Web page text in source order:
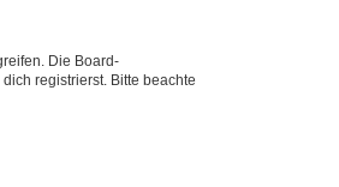
Die Board-
registrierst. Bitte beachte